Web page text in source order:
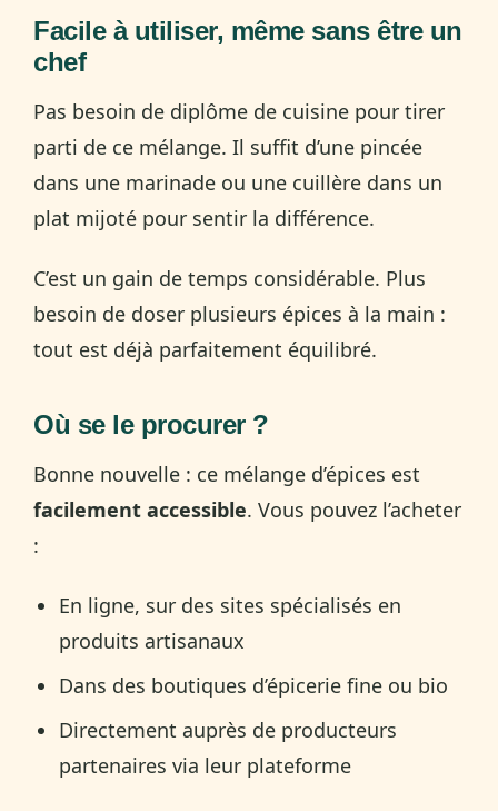
Facile à utiliser, même sans être un
chef
Pas besoin de diplôme de cuisine pour tirer
parti de ce mélange. Il suffit d’une pincée
dans une marinade ou une cuillère dans un
plat mijoté pour sentir la différence.
C’est un gain de temps considérable. Plus
besoin de doser plusieurs épices à la main :
tout est déjà parfaitement équilibré.
Où se le procurer ?
Bonne nouvelle : ce mélange d’épices est
facilement accessible. Vous pouvez l’acheter
:
En ligne, sur des sites spécialisés en
produits artisanaux
Dans des boutiques d’épicerie fine ou bio
Directement auprès de producteurs
partenaires via leur plateforme